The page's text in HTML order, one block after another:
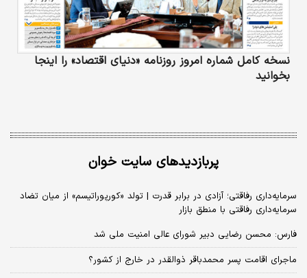
نسخه کامل شماره امروز روزنامه «دنیای‌ اقتصاد» را اینجا
بخوانید
پربازدیدهای سایت خوان
سرمایه‌داری رفاقتی؛ آزادی در برابر قدرت | تولد «کورپوراتیسم» از میان تضاد
سرمایه‌داری رفاقتی با منطق بازار
فارس: محسن رضایی دبیر شورای عالی امنیت ملی شد
ماجرای اقامت پسر محمدباقر ذوالقدر در خارج از کشور؟